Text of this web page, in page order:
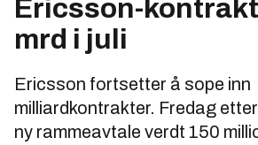
Ericsson-
mrd i juli
Ericsson fortsetter å sope inn
milliardkontrakter. Fredag
ny rammeavtale verdt 150